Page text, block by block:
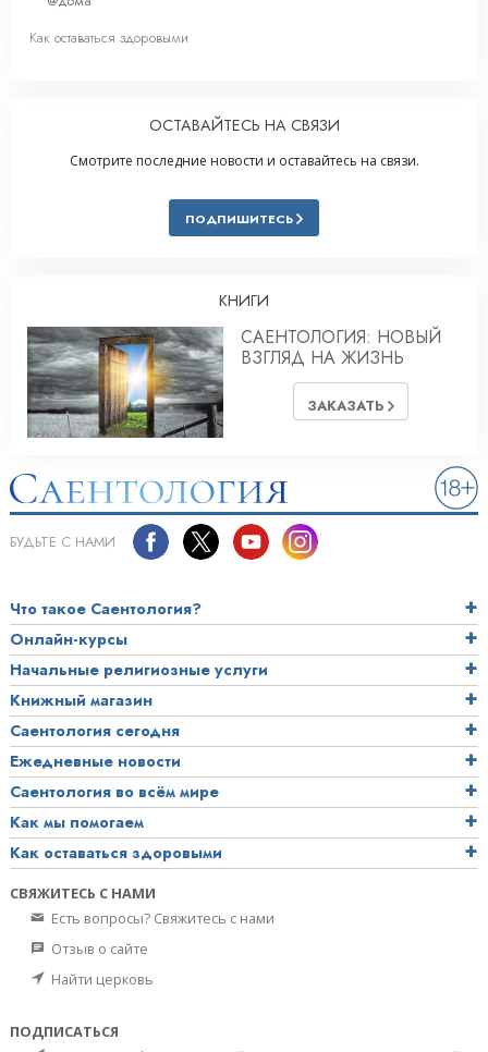
Как оставаться здоровыми
ОСТАВАЙТЕСЬ НА СВЯЗИ
Смотрите последние новости и оставайтесь на связи.
ПОДПИШИТЕСЬ
КНИГИ
САЕНТОЛОГИЯ: НОВЫЙ
ВЗГЛЯД НА ЖИЗНЬ
ЗАКАЗАТЬ
БУДЬТЕ С НАМИ
Что такое Саентология?
Онлайн-курсы
Начальные религиозные услуги
Книжный магазин
Саентология сегодня
Ежедневные новости
Саентология во всём мире
Как мы помогаем
Как оставаться здоровыми
СВЯЖИТЕСЬ С НАМИ
Есть вопросы? Свяжитесь с нами
Отзыв о сайте
Найти церковь
ПОДПИСАТЬСЯ